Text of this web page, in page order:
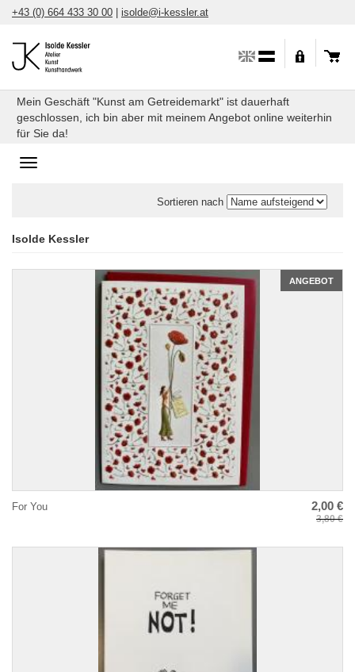
Direkt
+43 (0) 664 433 30 00 | isolde@i-kessler.at
Mein Geschäft "Kunst am Getreidemarkt" ist dauerhaft
geschlossen, ich bin aber mit meinem Angebot online weiterhin
für Sie da!
Toggle
Sortieren nach
Isolde Kessler
ANGEBOT
For You 2,00 €
3,80 €